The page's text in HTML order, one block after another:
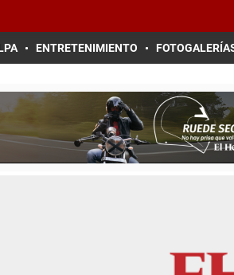
ENTRETENIMIENTO